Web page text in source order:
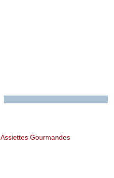
Assiettes Gourmandes